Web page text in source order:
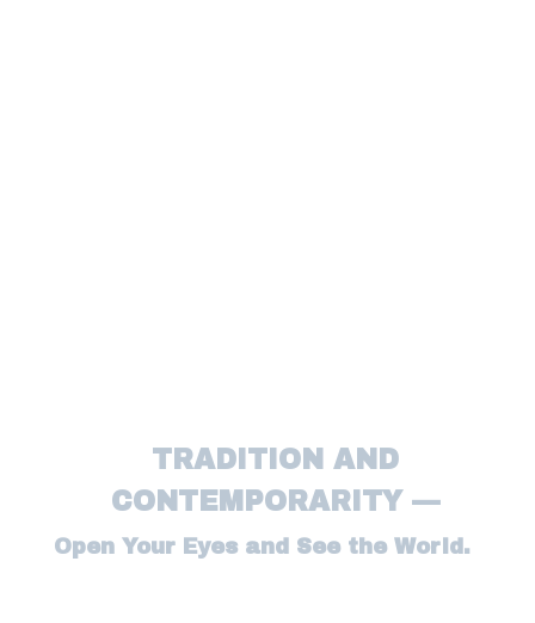
TRADITION AND
CONTEMPORARITY —
Open Your Eyes and See the World.